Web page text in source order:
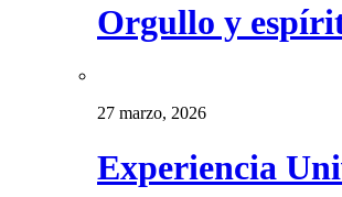
Orgullo y
27 marzo, 2026
Experiencia